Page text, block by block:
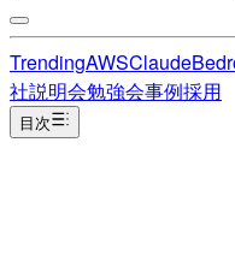
TrendingAWSClaude
社説明会勉強会事例採用
目次